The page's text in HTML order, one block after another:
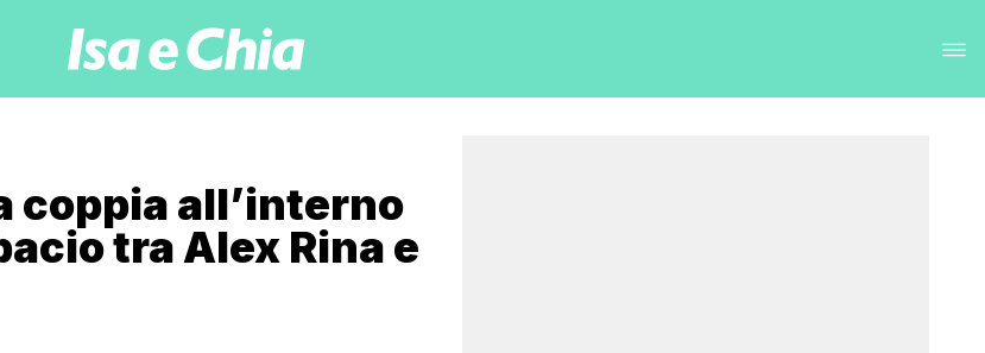
coppia all’interno
tra Alex Rina e